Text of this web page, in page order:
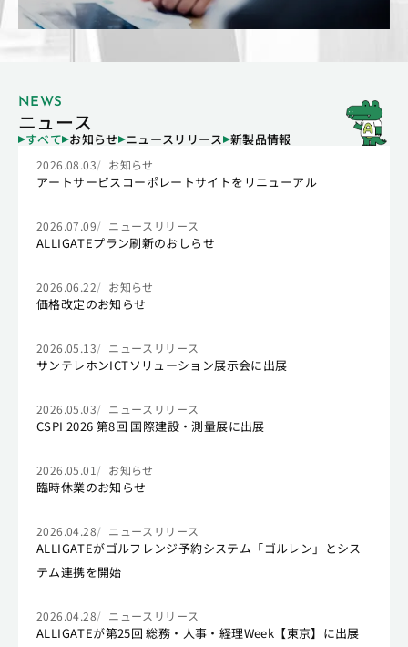
NEWS
ニュース
すべて お知らせ ニュースリリース 新製品情報
2026.08.03 お知らせ
アートサービスコーポレートサイトをリニューアル
2026.07.09 ニュースリリース
ALLIGATEプラン刷新のおしらせ
2026.06.22 お知らせ
価格改定のお知らせ
2026.05.13 ニュースリリース
サンテレホンICTソリューション展示会に出展
2026.05.03 ニュースリリース
CSPI 2026 第8回 国際建設・測量展に出展
2026.05.01 お知らせ
臨時休業のお知らせ
2026.04.28 ニュースリリース
ALLIGATEがゴルフレンジ予約システム「ゴルレン」とシス
テム連携を開始
2026.04.28 ニュースリリース
ALLIGATEが第25回 総務・人事・経理Week【東京】に出展